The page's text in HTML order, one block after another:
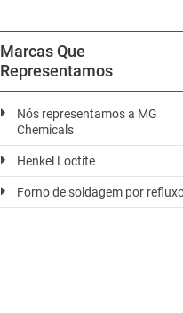
Marcas Que
Representamos
Nós representamos a MG
Chemicals
Henkel Loctite
Forno de soldagem por